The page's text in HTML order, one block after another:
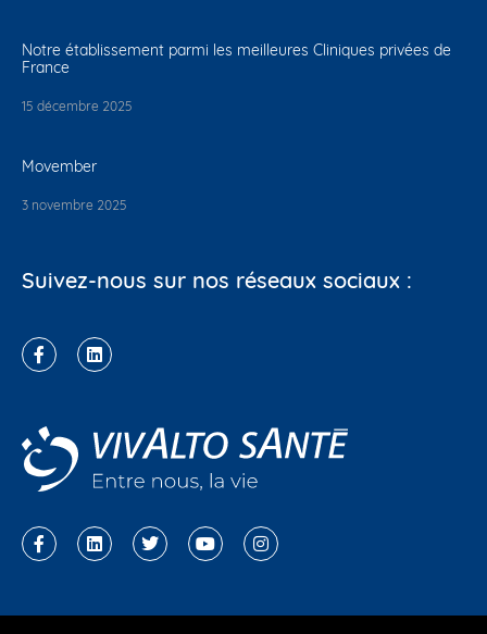
Notre établissement parmi les meilleures Cliniques privées de
France
15 décembre 2025
Movember
3 novembre 2025
Suivez-nous sur nos réseaux sociaux :